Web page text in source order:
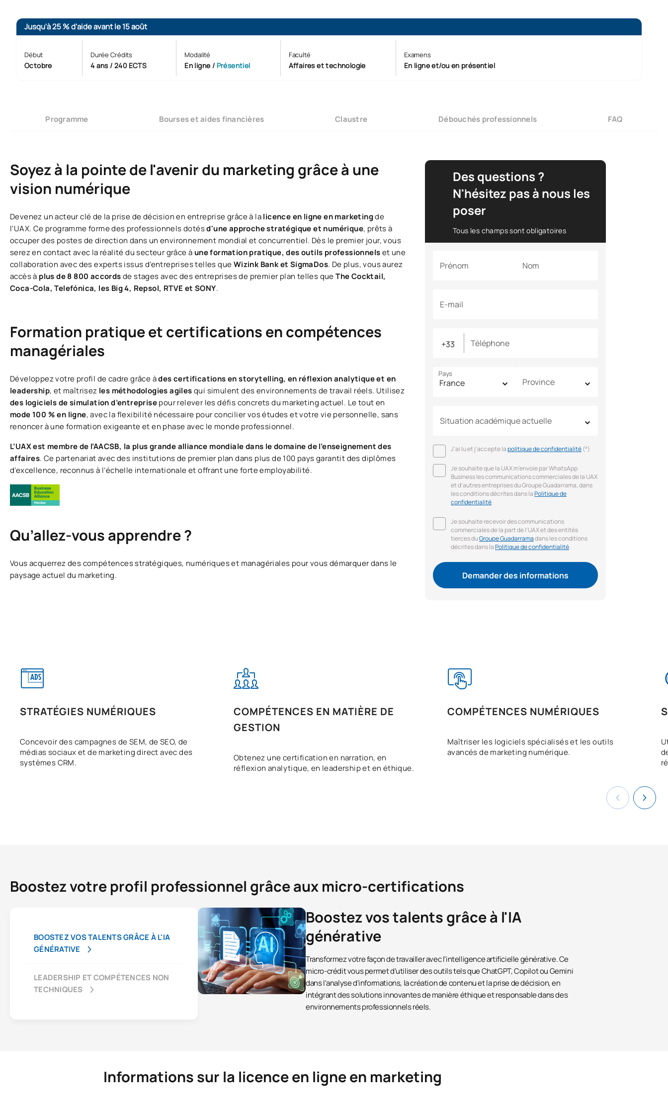
Jusqu'à 25 % d'aide avant le 15 août
Début
Octobre
Durée Crédits
4 ans / 240 ECTS
Modalité
En ligne / Présentiel
Faculté
Affaires et technologie
Examens
En ligne et/ou en présentiel
Programme Bourses et aides financières Claustre Débouchés professionnels FAQ
Soyez à la pointe de l'avenir du marketing grâce à une
vision numérique
Devenez un acteur clé de la prise de décision en entreprise grâce à lalicence en ligne en marketingde
l'UAX. Ce programme forme des professionnels dotésd'une approche stratégique et numérique, prêts à
occuper des postes de direction dans un environnement mondial et concurrentiel. Dès le premier jour, vous
serez en contact avec la réalité du secteur grâce à une formation pratique, des outils professionnelset une
collaboration avec des experts issus d’entreprises telles queWizink Bank et SigmaDos. De plus, vous aurez
accès à plus de 8 800 accordsde stages avec des entreprises de premier plan telles queThe Cocktail,
Coca-Cola, Telefónica, les Big 4, Repsol, RTVE et SONY.
Formation pratique et certifications en compétences
managériales
Développez votre profil de cadre grâce àdes certifications en storytelling, en réflexion analytique et en
leadership, et maîtrisez les méthodologies agilesqui simulent des environnements de travail réels. Utilisez
des logiciels de simulation d’entreprisepour relever les défis concrets du marketing actuel. Le tout en
mode 100 % en ligne, avec la flexibilité nécessaire pour concilier vos études et votre vie personnelle, sans
renoncer à une formation exigeante et en phase avec le monde professionnel.
L’UAX est membre de l’AACSB, la plus grande alliance mondiale dans le domaine de l’enseignement des
affaires. Ce partenariat avec des institutions de premier plan dans plus de 100 pays garantit des diplômes
d’excellence, reconnus à l’échelle internationale et offrant une forte employabilité.
Qu’allez-vous apprendre ?
Vous acquerrez des compétences stratégiques, numériques et managériales pour vous démarquer dans le
paysage actuel du marketing.
Des questions ?
N'hésitez pas à nous les
poser
Tous les champs sont obligatoires
Prénom Nom
E-mail
Téléphone
Pays
Province
Situation académique actuelle
J'ai lu et j'accepte lapolitique de confidentialité(*)
Je souhaite que la UAX m'envoie par WhatsApp
Business les communications commerciales de la UAX
et d'autres entreprises du Groupe Guadarrama, dans
les conditions décrites dans laPolitique de
confidentialité.
Je souhaite recevoir des communications
commerciales de la part de l'UAX et des entités
tierces duGroupe Guadarramadans les conditions
décrites dans laPolitique de confidentialité.
Demander des informations
STRATÉGIES NUMÉRIQUES
Concevoir des campagnes de SEM, de SEO, de
médias sociaux et de marketing direct avec des
systèmes CRM.
COMPÉTENCES EN MATIÈRE DE
GESTION
Obtenez une certification en narration, en
réflexion analytique, en leadership et en éthique.
COMPÉTENCES NUMÉRIQUES
Maîtriser les logiciels spécialisés et les outils
avancés de marketing numérique.
Boostez votre profil professionnel grâce aux micro-certifications
BOOSTEZ VOS TALENTS GRÂCE À L'IA
GÉNÉRATIVE
LEADERSHIP ET COMPÉTENCES NON
TECHNIQUES
Boostez vos talents grâce à l'IA
générative
Transformez votre façon de travailler avec l'intelligence artificielle générative. Ce
micro-crédit vous permet d'utiliser des outils tels que ChatGPT, Copilot ou Gemini
dans l'analyse d'informations, la création de contenu et la prise de décision, en
intégrant des solutions innovantes de manière éthique et responsable dans des
environnements professionnels réels.
Informations sur la licence en ligne en marketing